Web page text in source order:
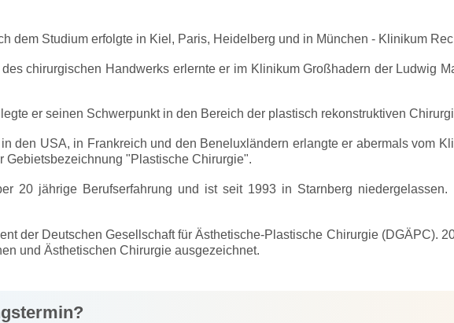
dem Studium erfolgte in Kiel, Paris, Heidelberg und in München - Klinikum
chirurgischen Handwerks erlernte er im Klinikum Großhadern der Ludwig
er seinen Schwerpunkt in den Bereich der plastisch rekonstruktiven
den USA, in Frankreich und den Beneluxländern erlangte er abermals vom
Gebietsbezeichnung "Plastische Chirurgie".
20 jährige Berufserfahrung und ist seit 1993 in Starnberg
der Deutschen Gesellschaft für Ästhetische-Plastische Chirurgie (DGÄPC).
und Ästhetischen Chirurgie ausgezeichnet.